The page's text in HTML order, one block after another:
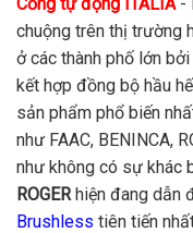
chuộng trên thị trường
ở các thành phố lớn
kết hợp đồng bộ hầu
sản phẩm phổ biến
như FAAC, BENINCA,
như không có sự khác
ROGERhiện đang dẫn
Brushless tiên tiến